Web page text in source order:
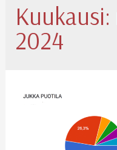
Kuukausi:
2024